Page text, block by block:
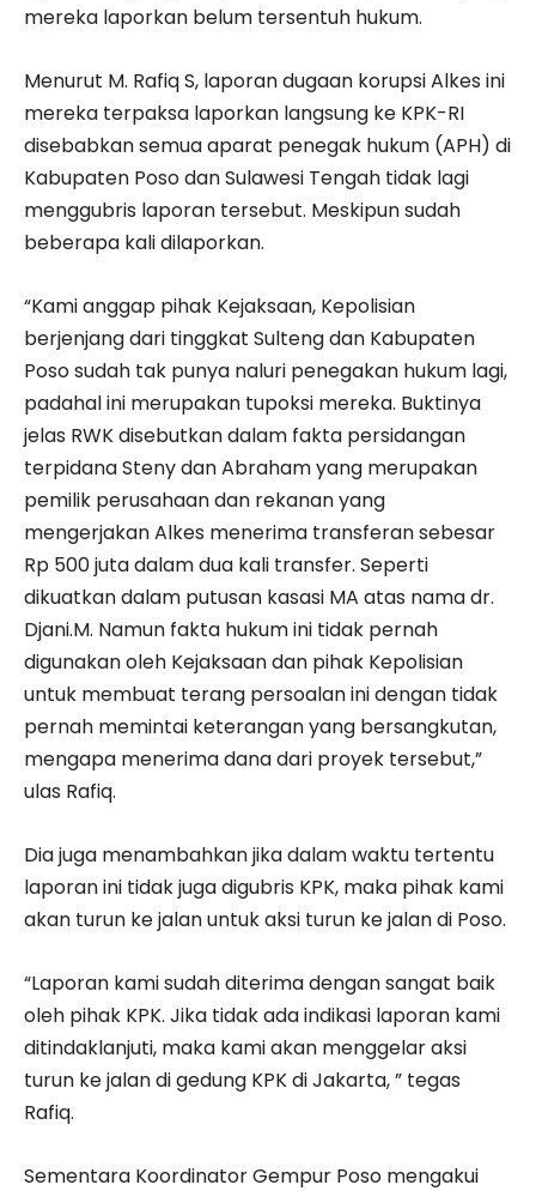
mereka laporkan belum tersentuh hukum.
Menurut M. Rafiq S, laporan dugaan korupsi Alkes ini
mereka terpaksa laporkan langsung ke KPK-RI
disebabkan semua aparat penegak hukum (APH) di
Kabupaten Poso dan Sulawesi Tengah tidak lagi
menggubris laporan tersebut. Meskipun sudah
beberapa kali dilaporkan.
“Kami anggap pihak Kejaksaan, Kepolisian
berjenjang dari tinggkat Sulteng dan Kabupaten
Poso sudah tak punya naluri penegakan hukum lagi,
padahal ini merupakan tupoksi mereka. Buktinya
jelas RWK disebutkan dalam fakta persidangan
terpidana Steny dan Abraham yang merupakan
pemilik perusahaan dan rekanan yang
mengerjakan Alkes menerima transferan sebesar
Rp 500 juta dalam dua kali transfer. Seperti
dikuatkan dalam putusan kasasi MA atas nama dr.
Djani.M. Namun fakta hukum ini tidak pernah
digunakan oleh Kejaksaan dan pihak Kepolisian
untuk membuat terang persoalan ini dengan tidak
pernah memintai keterangan yang bersangkutan,
mengapa menerima dana dari proyek tersebut,”
ulas Rafiq.
Dia juga menambahkan jika dalam waktu tertentu
laporan ini tidak juga digubris KPK, maka pihak kami
akan turun ke jalan untuk aksi turun ke jalan di Poso.
“Laporan kami sudah diterima dengan sangat baik
oleh pihak KPK. Jika tidak ada indikasi laporan kami
ditindaklanjuti, maka kami akan menggelar aksi
turun ke jalan di gedung KPK di Jakarta, ” tegas
Rafiq.
Sementara Koordinator Gempur Poso mengakui